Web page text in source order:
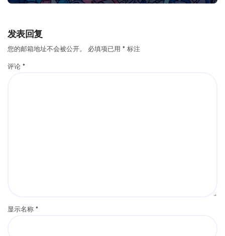
发表回复
您的邮箱地址不会被公开。 必填项已用 * 标注
评论 *
显示名称 *